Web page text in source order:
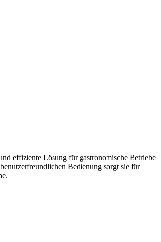
effiziente Lösung für gastronomische Betriebe
Bedienung sorgt sie für